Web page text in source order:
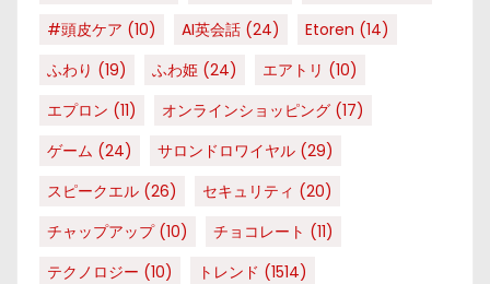
#頭皮ケア (10) AI英会話 (24) Etoren (14)
ふわり (19) ふわ姫 (24) エアトリ (10)
エプロン (11) オンラインショッピング (17)
ゲーム (24) サロンドロワイヤル (29)
スピークエル (26) セキュリティ (20)
チャップアップ(10) チョコレート (11)
テクノロジー (10) トレンド (1514)